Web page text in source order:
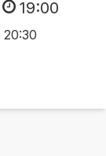
19:00
20:30